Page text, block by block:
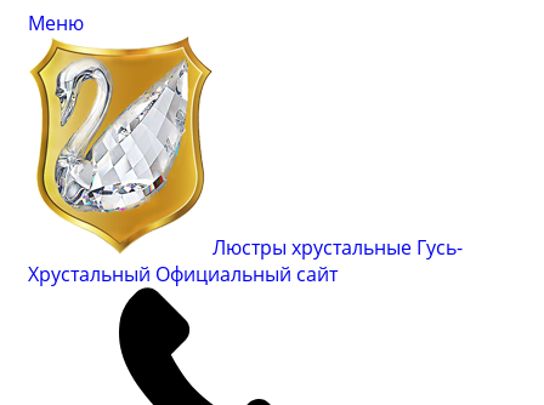
Меню
Люстры хрустальные Гусь-
Хрустальный Официальный сайт